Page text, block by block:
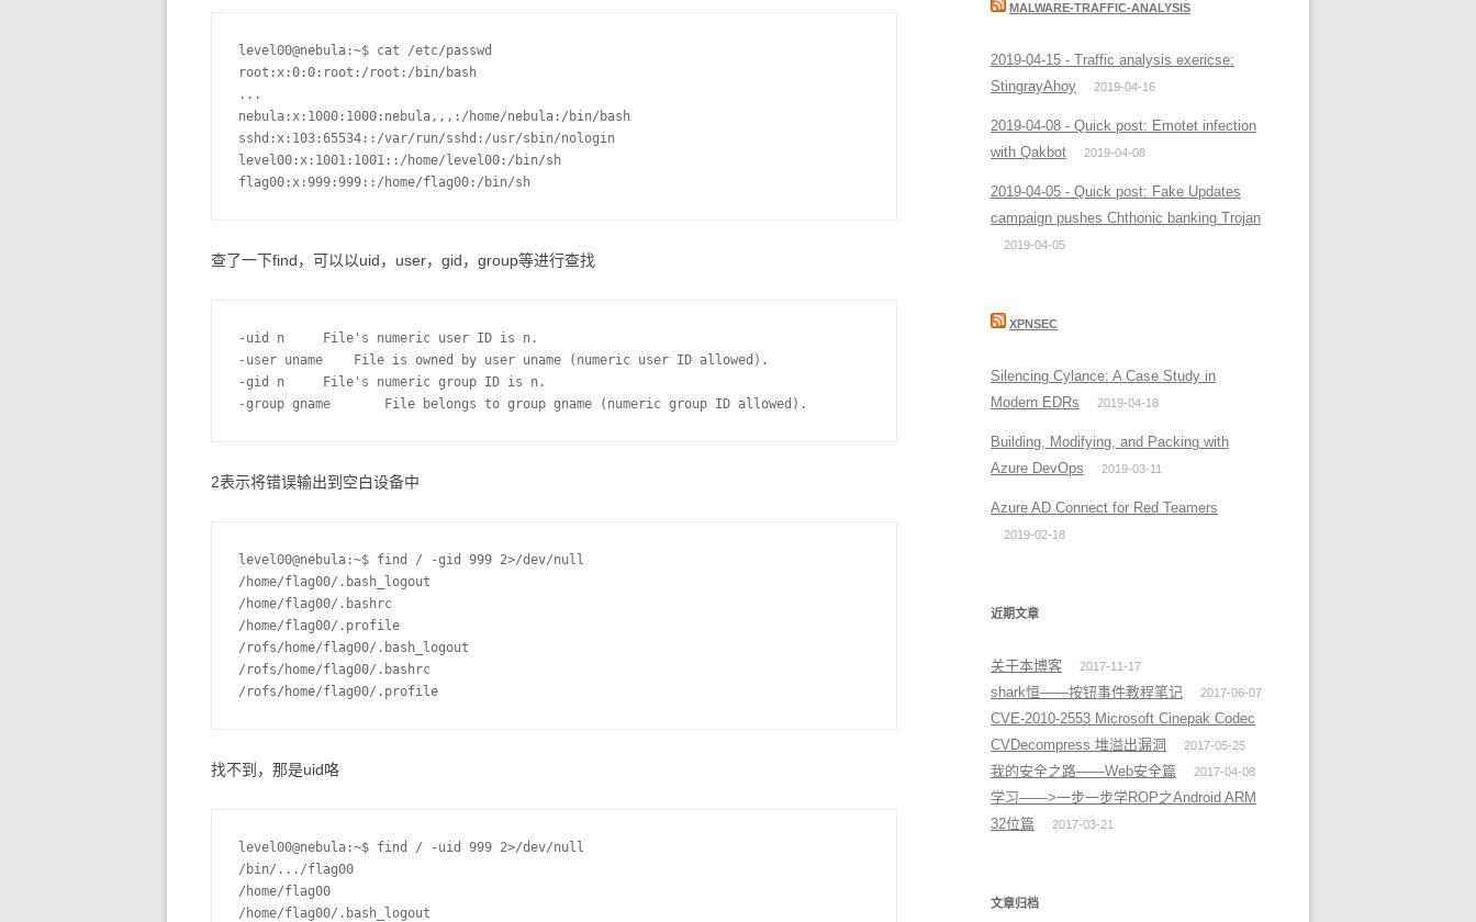
level00@nebula:~$ cat /etc/passwd
root:x:0:0:root:/root:/bin/bash
...
nebula:x:1000:1000:nebula,,,:/home/nebula:/bin/bash
sshd:x:103:65534::/var/run/sshd:/usr/sbin/nologin
level00:x:1001:1001::/home/level00:/bin/sh
flag00:x:999:999::/home/flag00:/bin/sh
查了一下find，可以以uid，user，gid，group等进行查找
-uid n     File's numeric user ID is n.
-user uname    File is owned by user uname (numeric user ID allowed).
-gid n     File's numeric group ID is n.
-group gname       File belongs to group gname (numeric group ID allowed).
2表示将错误输出到空白设备中
level00@nebula:~$ find / -gid 999 2>/dev/null
/home/flag00/.bash_logout
/home/flag00/.bashrc
/home/flag00/.profile
/rofs/home/flag00/.bash_logout
/rofs/home/flag00/.bashrc
/rofs/home/flag00/.profile
找不到，那是uid咯
level00@nebula:~$ find / -uid 999 2>/dev/null
/bin/.../flag00
/home/flag00
/home/flag00/.bash_logout
MALWARE-TRAFFIC-ANALYSIS
2019-04-15 - Traffic analysis exericse:
StingrayAhoy
2019-04-16
2019-04-08 - Quick post: Emotet infection
with Qakbot
2019-04-08
2019-04-05 - Quick post: Fake Updates
campaign pushes Chthonic banking Trojan
2019-04-05
XPNSEC
Silencing Cylance: A Case Study in
Modern EDRs
2019-04-18
Building, Modifying, and Packing with
Azure DevOps
2019-03-11
Azure AD Connect for Red Teamers
2019-02-18
近期文章
关于本博客 2017-11-17
shark恒——按钮事件教程笔记 2017-06-07
CVE-2010-2553 Microsoft Cinepak Codec
CVDecompress 堆溢出漏洞
2017-05-25
我的安全之路——Web安全篇 2017-04-08
学习——>一步一步学ROP之Android ARM
32位篇
2017-03-21
文章归档